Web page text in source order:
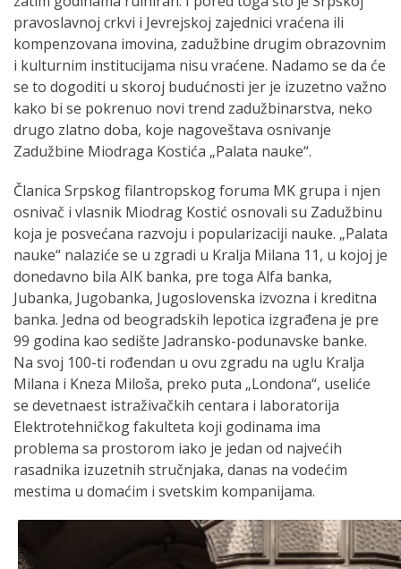
pravoslavnoj crkvi i Jevrejskoj zajednici vraćena ili
kompenzovana imovina, zadužbine drugim obrazovnim
i kulturnim institucijama nisu vraćene. Nadamo se da će
se to dogoditi u skoroj budućnosti jer je izuzetno važno
kako bi se pokrenuo novi trend zadužbinarstva, neko
drugo zlatno doba, koje nagoveštava osnivanje
Zadužbine Miodraga Kostića „Palata nauke“.
Članica Srpskog filantropskog foruma MK grupa i njen
osnivač i vlasnik Miodrag Kostić osnovali su Zadužbinu
koja je posvećana razvoju i popularizaciji nauke. „Palata
nauke“ nalaziće se u zgradi u Kralja Milana 11, u kojoj je
donedavno bila AIK banka, pre toga Alfa banka,
Jubanka, Jugobanka, Jugoslovenska izvozna i kreditna
banka. Jedna od beogradskih lepotica izgrađena je pre
99 godina kao sedište Jadransko-podunavske banke.
Na svoj 100-ti rođendan u ovu zgradu na uglu Kralja
Milana i Kneza Miloša, preko puta „Londona“, useliće
se devetnaest istraživačkih centara i laboratorija
Elektrotehničkog fakulteta koji godinama ima
problema sa prostorom iako je jedan od najvećih
rasadnika izuzetnih stručnjaka, danas na vodećim
mestima u domaćim i svetskim kompanijama.